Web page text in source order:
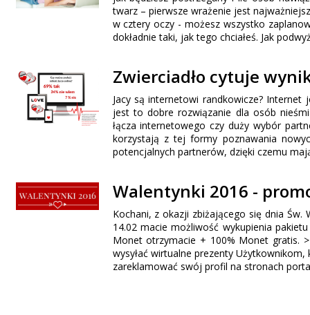
twarz – pierwsze wrażenie jest
w cztery oczy - możesz wszystko
dokładnie taki, jak tego chciałeś. Jak
Zwierciadło cytuje
Jacy są internetowi randkowicze?
jest to dobre rozwiązanie dla osób
łącza internetowego czy duży wybór
korzystają z tej formy poznawania
potencjalnych partnerów, dzięki czemu
Walentynki 2016 -
Kochani, z okazji zbiżającego się dnia
14.02 macie możliwość wykupienia
Monet otrzymacie + 100% Monet gratis.
wysyłać wirtualne prezenty
zareklamować swój profil na stronach